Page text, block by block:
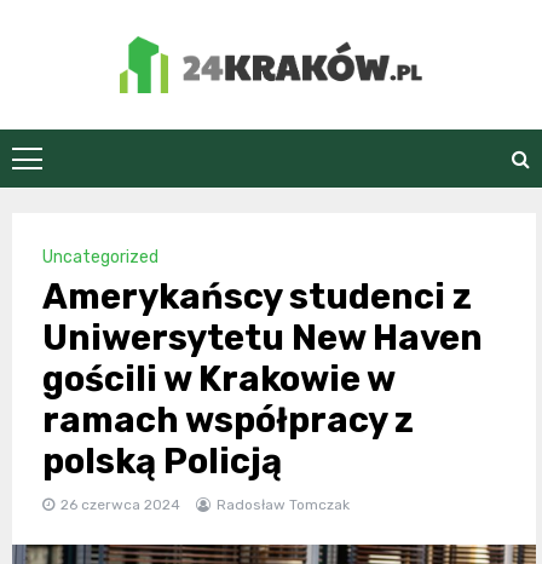
24Kraków.pl
Uncategorized
Amerykańscy studenci z
Uniwersytetu New Haven
gościli w Krakowie w
ramach współpracy z
polską Policją
26 czerwca 2024 Radosław Tomczak